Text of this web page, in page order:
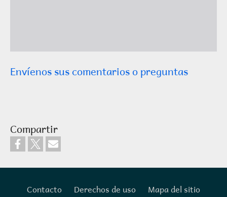
Envíenos sus comentarios o preguntas
Compartir
Contacto Derechos de uso Mapa del sitio